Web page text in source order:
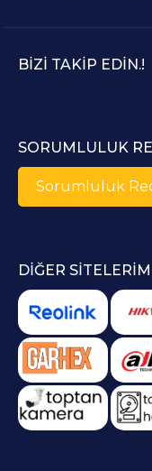
BIZI TAKIP EDIN.!
SORUMLULUK
Sorumluluk
DIĞER